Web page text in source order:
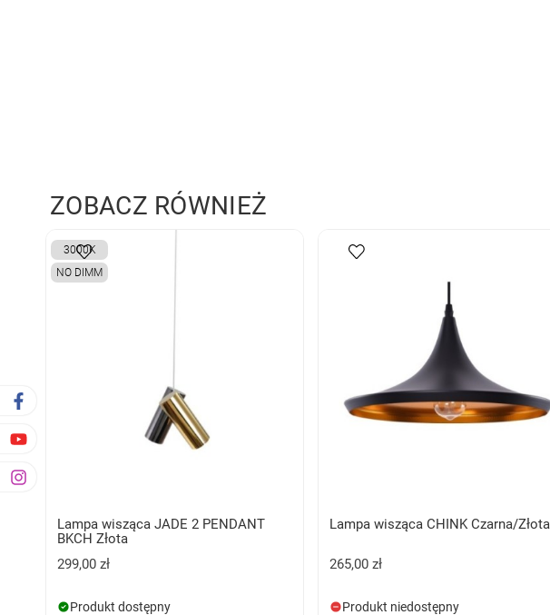
ZOBACZ RÓWNIEŻ
3000K
NO DIMM
Lampa wisząca JADE 2 PENDANT
BKCH Złota
299,00 zł
Produkt dostępny
Lampa wisząca CHINK Czarna/Złota
265,00 zł
Produkt niedostępny